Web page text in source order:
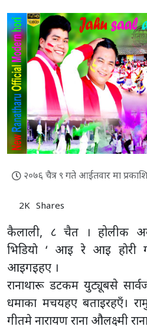
२०७६ चैत्र ९ गते आईतवार मा
2K Shares
कैलाली, ८ चैत । होलीक
भिडियाे ‘ आइ रे आइ हाेरी
आइगइहए ।
रानाथारू डटकम युट्यूबसे
धमाका मचयहए बताइरहएँ।
गीतमे नारायण राना औलक्ष्मी